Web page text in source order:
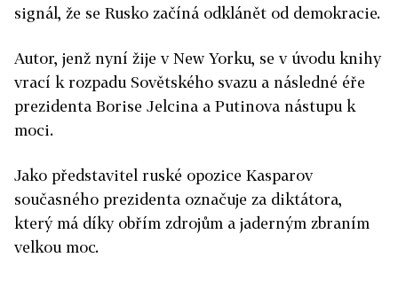
signál, že se Rusko začíná odklánět od demokracie.
Autor, jenž nyní žije v New Yorku, se v úvodu knihy
vrací k rozpadu Sovětského svazu a následné éře
prezidenta Borise Jelcina a Putinova nástupu k
moci.
Jako představitel ruské opozice Kasparov
současného prezidenta označuje za diktátora,
který má díky obřím zdrojům a jaderným zbraním
velkou moc.